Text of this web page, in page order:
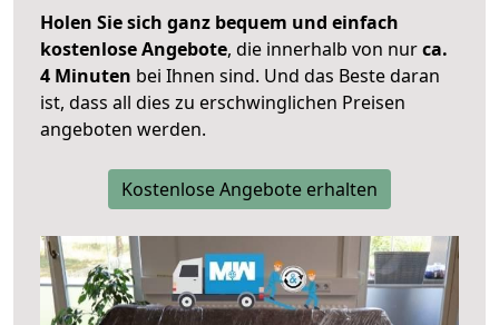
Holen Sie sich ganz bequem und einfach
kostenlose Angebote, die innerhalb von nurca.
4 Minuten bei Ihnen sind. Und das Beste daran
ist, dass all dies zu erschwinglichen Preisen
angeboten werden.
Kostenlose Angebote erhalten